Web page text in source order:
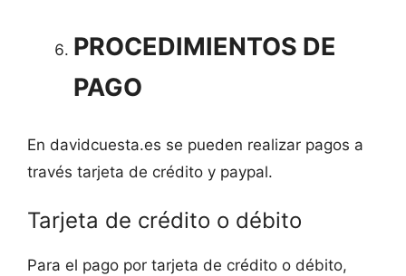
PROCEDIMIENTOS DE
PAGO
En davidcuesta.es se pueden realizar pagos a
través tarjeta de crédito y paypal.
Tarjeta de crédito o débito
Para el pago por tarjeta de crédito o débito,